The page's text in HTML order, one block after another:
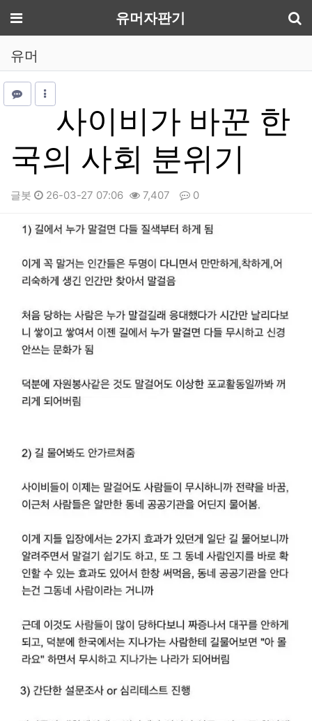
메뉴 유머자판기
유머
사이비가 바꾼 한
국의 사회 분위기
글봇 26-03-27 07:06 7,407 0
본문